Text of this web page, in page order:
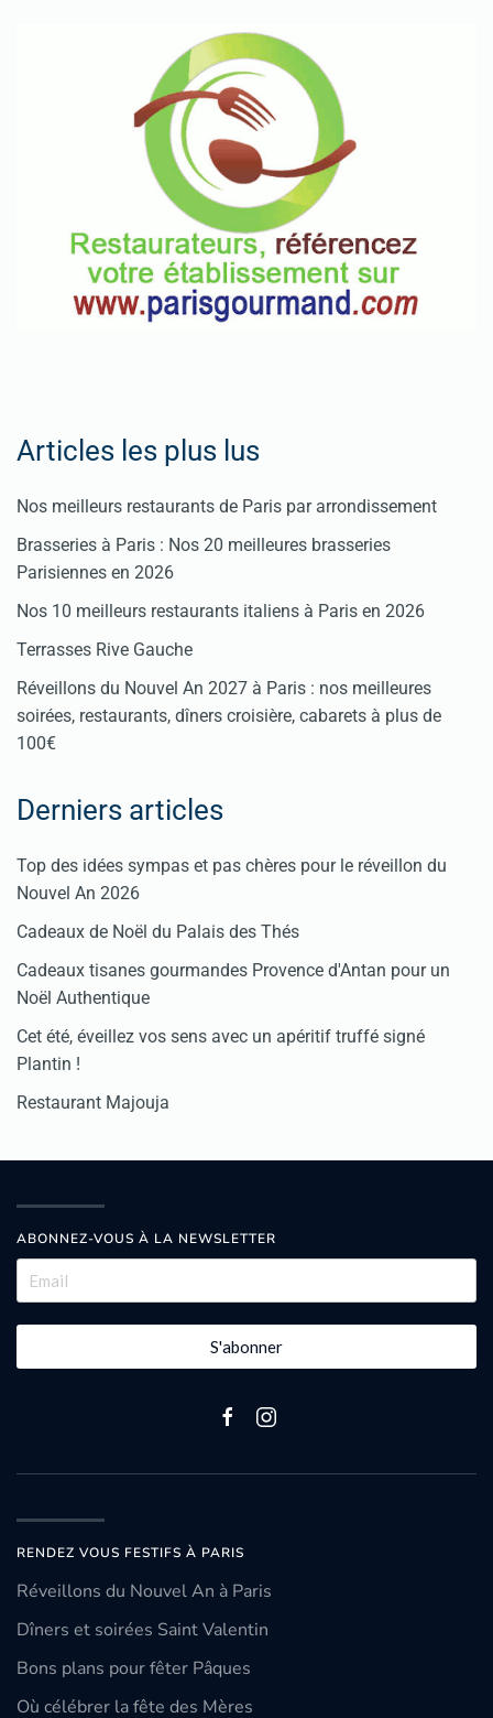
Articles les plus lus
Nos meilleurs restaurants de Paris par arrondissement
Brasseries à Paris : Nos 20 meilleures brasseries
Parisiennes en 2026
Nos 10 meilleurs restaurants italiens à Paris en 2026
Terrasses Rive Gauche
Réveillons du Nouvel An 2027 à Paris : nos meilleures
soirées, restaurants, dîners croisière, cabarets à plus de
100€
Derniers articles
Top des idées sympas et pas chères pour le réveillon du
Nouvel An 2026
Cadeaux de Noël du Palais des Thés
Cadeaux tisanes gourmandes Provence d'Antan pour un
Noël Authentique
Cet été, éveillez vos sens avec un apéritif truffé signé
Plantin !
Restaurant Majouja
ABONNEZ-VOUS À LA NEWSLETTER
S'abonner
RENDEZ VOUS FESTIFS À PARIS
Réveillons du Nouvel An à Paris
Dîners et soirées Saint Valentin
Bons plans pour fêter Pâques
Où célébrer la fête des Mères